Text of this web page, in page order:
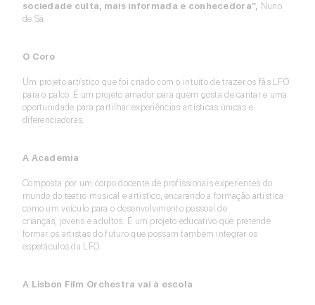
sociedade culta, mais informada e conhecedora”, Nuno
de Sá.
O Coro
Um projeto artístico que foi criado com o intuito de trazer os fãs LFO
para o palco. É um projeto amador para quem gosta de cantar e uma
oportunidade para partilhar experiências artísticas únicas e
diferenciadoras.
A Academia
Composta por um corpo docente de profissionais experientes do
mundo do teatro musical e artístico, encarando a formação artística
como um veículo para o desenvolvimento pessoal de
crianças, jovens e adultos. É um projeto educativo que pretende
formar os artistas do futuro que possam também integrar os
espetáculos da LFO.
A Lisbon Film Orchestra vai à escola